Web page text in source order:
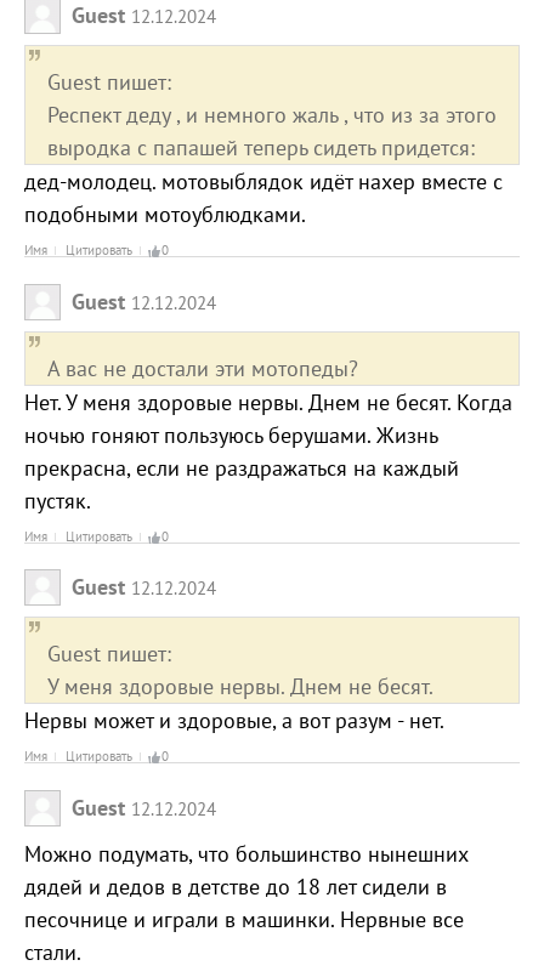
Guest 12.12.2024
Guest пишет:
Респект деду , и немного жаль , что из за этого
выродка с папашей теперь сидеть придется:
дед-молодец. мотовыблядок идёт нахер вместе с
подобными мотоублюдками.
Имя Цитировать 0
Guest 12.12.2024
А вас не достали эти мотопеды?
Нет. У меня здоровые нервы. Днем не бесят. Когда
ночью гоняют пользуюсь берушами. Жизнь
прекрасна, если не раздражаться на каждый
пустяк.
Имя Цитировать 0
Guest 12.12.2024
Guest пишет:
У меня здоровые нервы. Днем не бесят.
Нервы может и здоровые, а вот разум - нет.
Имя Цитировать 0
Guest 12.12.2024
Можно подумать, что большинство нынешних
дядей и дедов в детстве до 18 лет сидели в
песочнице и играли в машинки. Нервные все
стали.